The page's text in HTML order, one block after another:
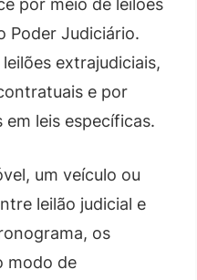
por meio de leilões
Poder Judiciário.
extrajudiciais,
e por
leis específicas.
um veículo ou
leilão judicial e
os
modo de